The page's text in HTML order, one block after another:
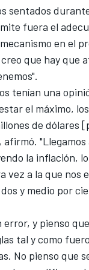
sentados
fuera el
en el
que hay que
tenían una
el máximo,
de dólares
"Llegamos
la inflación,
vez a la que nos
y medio por
error, y pienso
tal y como
No pienso que